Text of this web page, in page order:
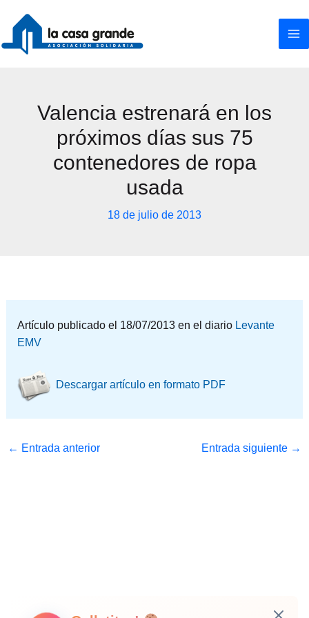
contenido
Valencia estrenará en los
próximos días sus 75
contenedores de ropa
usada
18 de julio de 2013
Artículo publicado el 18/07/2013 en el diario Levante
EMV
Descargar artículo en formato PDF
← Entrada anterior Entrada siguiente →